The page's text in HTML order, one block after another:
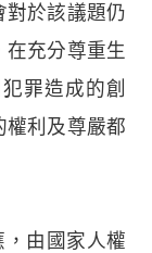
對於該議題仍
在充分尊重生
罪造成的創
權利及尊嚴都
由國家人權